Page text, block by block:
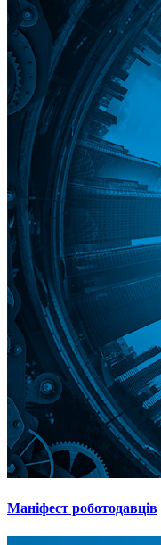
Маніфест роботодавців